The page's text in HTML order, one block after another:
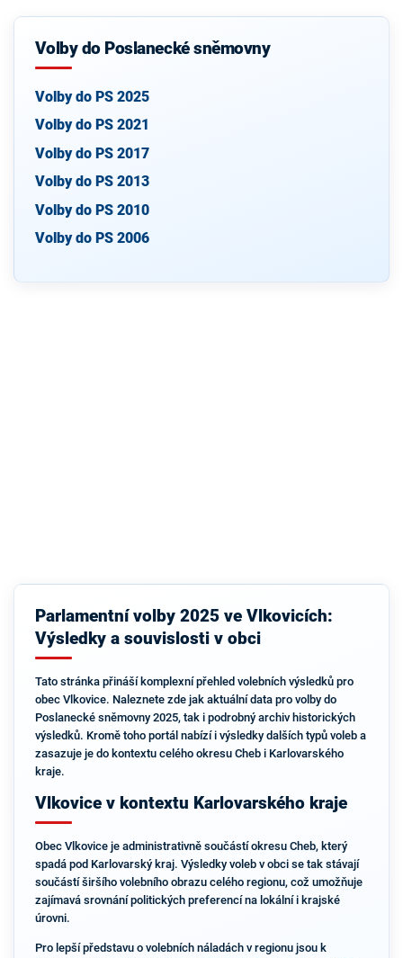
Volby do Poslanecké sněmovny
Volby do PS 2025
Volby do PS 2021
Volby do PS 2017
Volby do PS 2013
Volby do PS 2010
Volby do PS 2006
Parlamentní volby 2025 ve Vlkovicích:
Výsledky a souvislosti v obci
Tato stránka přináší komplexní přehled volebních výsledků pro
obec Vlkovice. Naleznete zde jak aktuální data pro volby do
Poslanecké sněmovny 2025, tak i podrobný archiv historických
výsledků. Kromě toho portál nabízí i výsledky dalších typů voleb a
zasazuje je do kontextu celého okresu Cheb i Karlovarského
kraje.
Vlkovice v kontextu Karlovarského kraje
Obec Vlkovice je administrativně součástí okresu Cheb, který
spadá pod Karlovarský kraj. Výsledky voleb v obci se tak stávají
součástí širšího volebního obrazu celého regionu, což umožňuje
zajímavá srovnání politických preferencí na lokální i krajské
úrovni.
Pro lepší představu o volebních náladách v regionu jsou k